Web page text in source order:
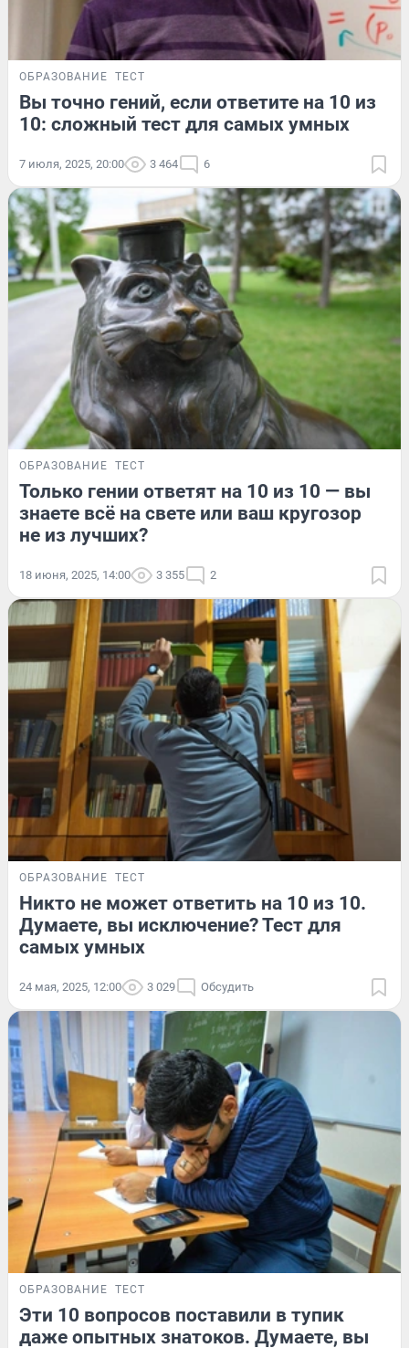
ОБРАЗОВАНИЕ ТЕСТ
Вы точно гений, если ответите на 10 из
10: сложный тест для самых умных
7 июля, 2025, 20:00 3 464 6
ОБРАЗОВАНИЕ ТЕСТ
Только гении ответят на 10 из 10 — вы
знаете всё на свете или ваш кругозор
не из лучших?
18 июня, 2025, 14:00 3 355 2
ОБРАЗОВАНИЕ ТЕСТ
Никто не может ответить на 10 из 10.
Думаете, вы исключение? Тест для
самых умных
24 мая, 2025, 12:00 3 029 Обсудить
ОБРАЗОВАНИЕ ТЕСТ
Эти 10 вопросов поставили в тупик
даже опытных знатоков. Думаете, вы